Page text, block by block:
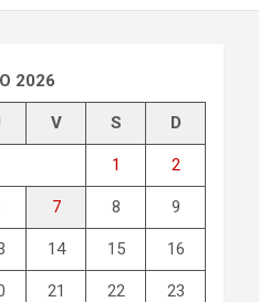
2026
V S D
1 2
7 8 9
14 15 16
21 22 23